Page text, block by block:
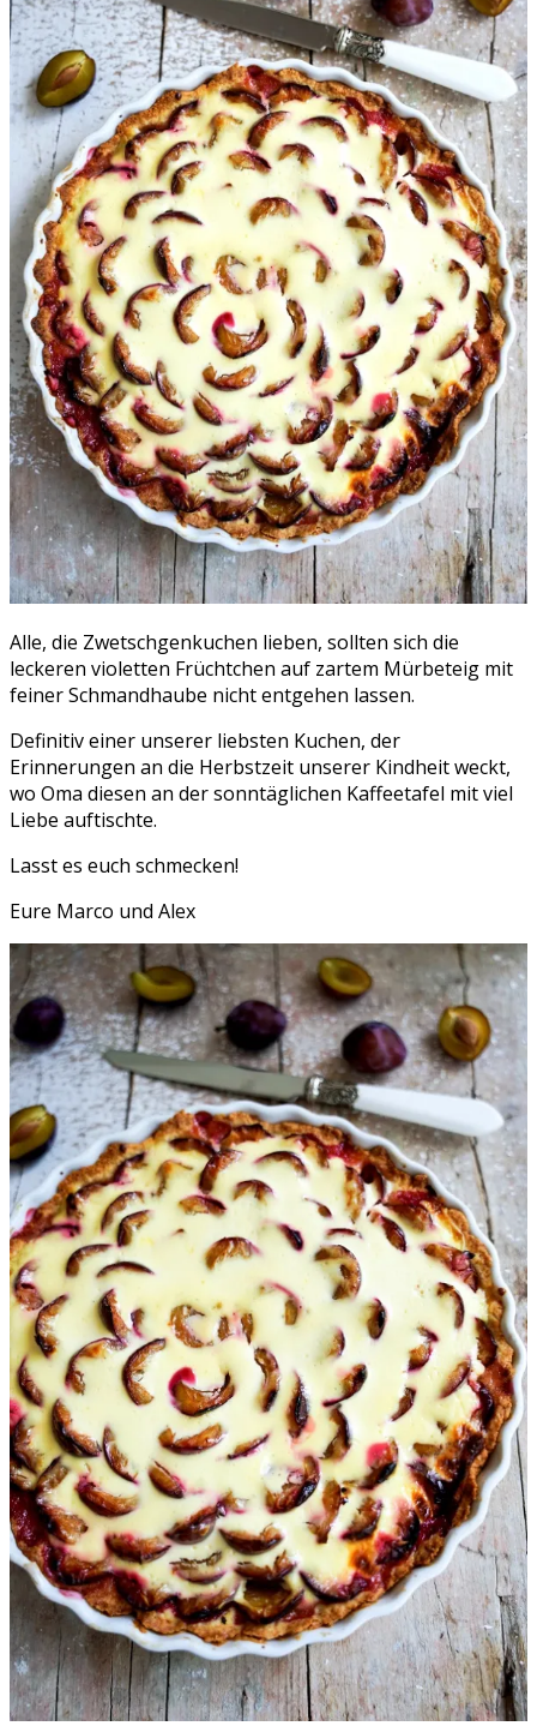
Alle, die Zwetschgenkuchen lieben, sollten sich die
leckeren violetten Früchtchen auf zartem Mürbeteig mit
feiner Schmandhaube nicht entgehen lassen.
Definitiv einer unserer liebsten Kuchen, der
Erinnerungen an die Herbstzeit unserer Kindheit weckt,
wo Oma diesen an der sonntäglichen Kaffeetafel mit viel
Liebe auftischte.
Lasst es euch schmecken!
Eure Marco und Alex